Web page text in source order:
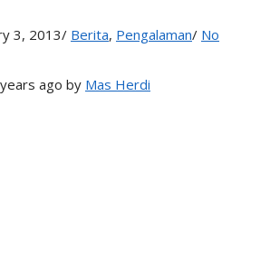
3, 2013/ Berita, Pengalaman/ No
ago by Mas Herdi